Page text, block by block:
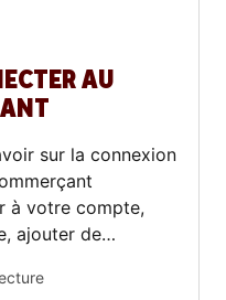
AU
sur la connexion
à votre compte,
ajouter de